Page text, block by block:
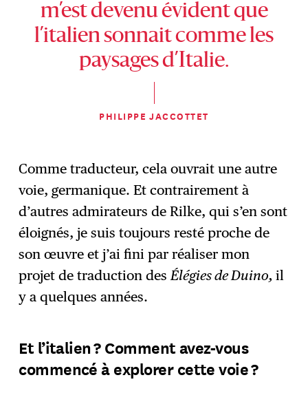
m’est devenu évident que
l’italien sonnait comme les
paysages d’Italie.
PHILIPPE JACCOTTET
Comme traducteur, cela ouvrait une autre
voie, germanique. Et contrairement à
d’autres admirateurs de Rilke, qui s’en sont
éloignés, je suis toujours resté proche de
son œuvre et j’ai fini par réaliser mon
projet de traduction desÉlégies de Duino,il
y a quelques années.
Et l’italien ? Comment avez-vous
commencé à explorer cette voie ?